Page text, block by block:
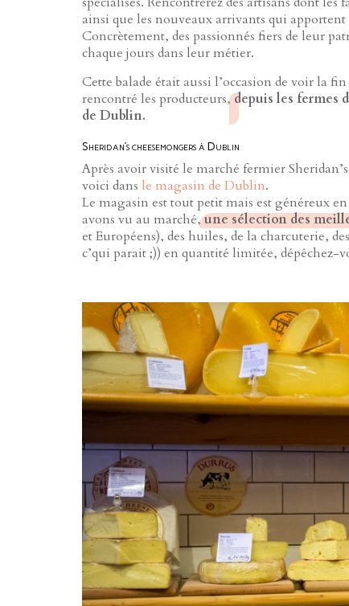
ainsi que les nouveaux arrivants qui apportent
Concrètement, des passionnés fiers de leur
chaque jours dans leur métier.
Cette balade était aussi l’occasion de voir la
rencontré les producteurs,depuis les fermes
de Dublin.
Sheridan’s cheesemongers à Dublin
Après avoir visité le marché fermier
voici dans le magasin de Dublin.
Le magasin est tout petit mais est généreux
avons vu au marché,une sélection des
et Européens), des huiles, de la charcuterie,
c’qui parait ;)) en quantité limitée, dépêchez-